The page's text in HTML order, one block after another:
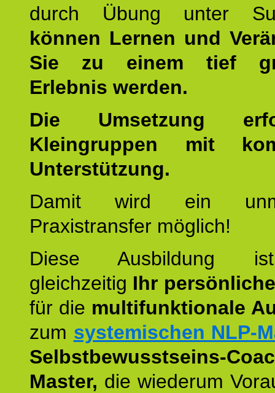
durch Übung unter
können Lernen und
Sie zu einem tief
Erlebnis werden.
Die Umsetzung
Kleingruppen mit
Unterstützung.
Damit wird ein
Praxistransfer möglich!
Diese Ausbildung
gleichzeitig Ihr
für die multifunktionale
zum systemischen NLP-
Selbstbewusstseins-
Master, die wiederum